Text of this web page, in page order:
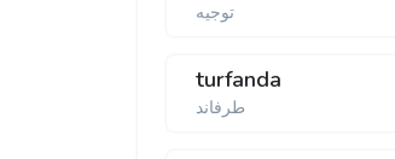
turfanda
طرفاند